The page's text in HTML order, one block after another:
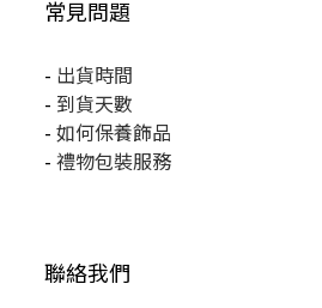
不浮誇也不單調
常見問題
- 出貨時間
- 到貨天數
- 如何保養飾品
- 禮物包裝服務
聯絡我們